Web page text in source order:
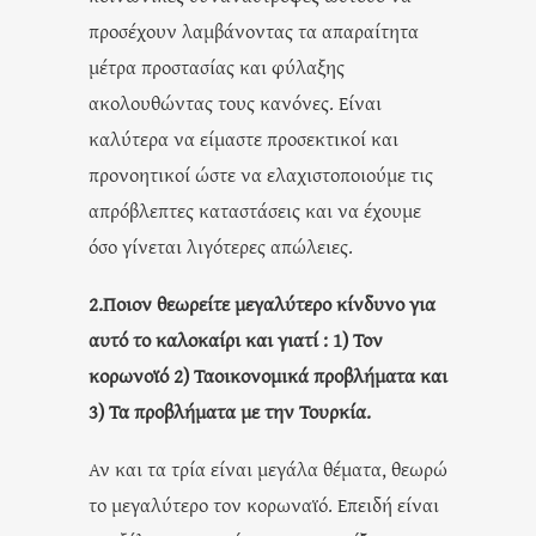
προσέχουν λαμβάνοντας τα απαραίτητα
μέτρα προστασίας και φύλαξης
ακολουθώντας τους κανόνες. Είναι
καλύτερα να είμαστε προσεκτικοί και
προνοητικοί ώστε να ελαχιστοποιούμε τις
απρόβλεπτες καταστάσεις και να έχουμε
όσο γίνεται λιγότερες απώλειες.
2.Ποιον θεωρείτε μεγαλύτερο κίνδυνο για
αυτό το καλοκαίρι και γιατί : 1) Τον
κορωνοϊό 2) Ταοικονομικά προβλήματα και
3) Τα προβλήματα με την Τουρκία.
Αν και τα τρία είναι μεγάλα θέματα, θεωρώ
το μεγαλύτερο τον κορωναϊό. Επειδή είναι